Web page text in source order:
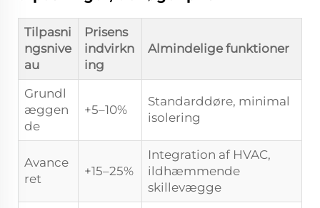
Tilpasni
ngsnive
au
Prisens
indvirkn
ing
Almindelige funktioner
Grundl
æggen
de
+5–10%
Standarddøre, minimal
isolering
Avance
ret
+15–25%
Integration af HVAC,
ildhæmmende
skillevægge